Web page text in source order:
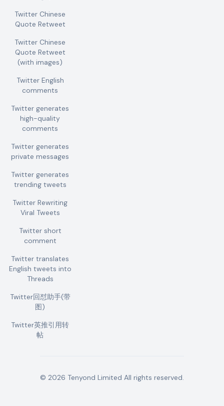
Twitter Chinese
Quote Retweet
Twitter Chinese
Quote Retweet
(with images)
Twitter English
comments
Twitter generates
high-quality
comments
Twitter generates
private messages
Twitter generates
trending tweets
Twitter Rewriting
Viral Tweets
Twitter short
comment
Twitter translates
English tweets into
Threads
Twitter回怼助手(带
图)
Twitter英推引用转
帖
© 2026 Tenyond Limited All rights reserved.